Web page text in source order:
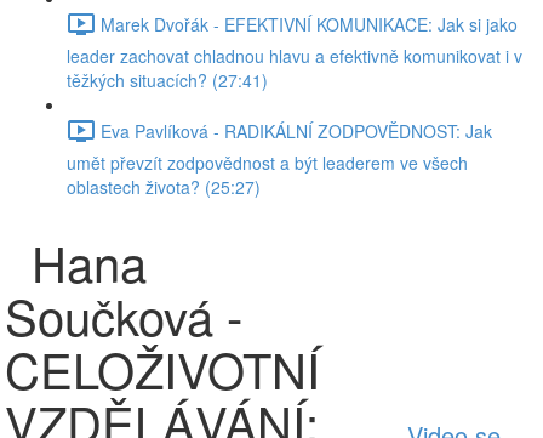
Marek Dvořák - EFEKTIVNÍ KOMUNIKACE: Jak si jako
leader zachovat chladnou hlavu a efektivně komunikovat i v
těžkých situacích? (27:41)
Eva Pavlíková - RADIKÁLNÍ ZODPOVĚDNOST: Jak
umět převzít zodpovědnost a být leaderem ve všech
oblastech života? (25:27)
Hana
Součková -
CELOŽIVOTNÍ
VZDĚLÁVÁNÍ: